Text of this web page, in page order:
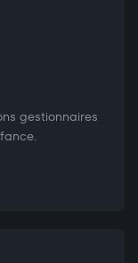
gestionnaires